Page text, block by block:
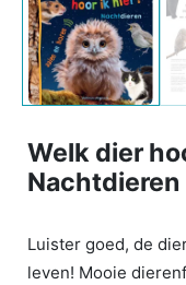
Welk dier
Nachtdieren
Luister goed, de
leven! Mooie